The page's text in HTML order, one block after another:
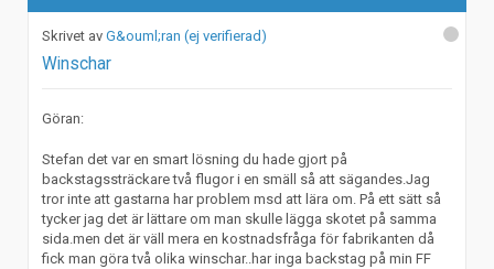
G&ouml;ran (ej verifierad)
Winschar
Göran:
Stefan det var en smart lösning du hade gjort på
backstagssträckare två flugor i en smäll så att sägandes.Jag
tror inte att gastarna har problem msd att lära om. På ett sätt så
tycker jag det är lättare om man skulle lägga skotet på samma
sida.men det är väll mera en kostnadsfråga för fabrikanten då
fick man göra två olika winschar..har inga backstag på min FF